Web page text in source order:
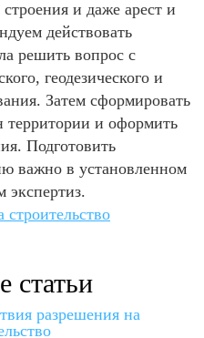
и даже арест и
действовать
решить вопрос с
геодезического и
Затем сформировать
территории и оформить
Подготовить
важно в установленном
экспертиз.
статьи
разрешения на